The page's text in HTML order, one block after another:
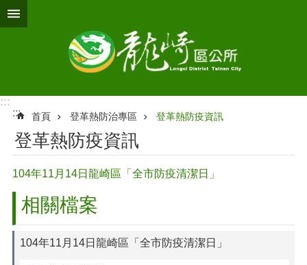
跳到主要內容區塊
:::
:::
首頁 登革熱防治專區 登革熱防疫資訊
登革熱防疫資訊
104年11月14日龍崎區「全市防疫清潔日」
相關檔案
104年11月14日龍崎區「全市防疫清潔日」